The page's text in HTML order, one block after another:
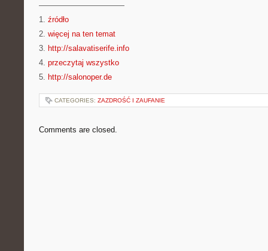
———————————
1. źródło
2. więcej na ten temat
3. http://salavatiserife.info
4. przeczytaj wszystko
5. http://salonoper.de
CATEGORIES: ZAZDROŚĆ I ZAUFANIE
Comments are closed.